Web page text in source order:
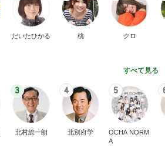
だいたひかる 桃 クロ
すべて見る
3
北村総一朗
4
北別府学
5
OCHA NORM
A